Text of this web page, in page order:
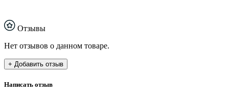
Отзывы
Нет отзывов о данном товаре.
+ Добавить отзыв
Написать отзыв